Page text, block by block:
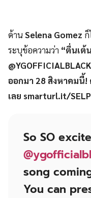
ด้านSelena Gomez
ระบุข้อความว่า “ตื่นเต้
ออกมา 28 สิงหาคมนี้
เลย smarturl.it/
So SO
song
You can